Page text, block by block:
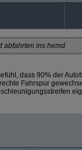
abfahrten ins hemd
dass 90% der
Fahrspur